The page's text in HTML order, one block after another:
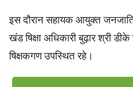
इस दौरान सहायक आयुक्त
खंड षिक्षा अधिकारी बुढ़ार श्री
षिक्षकगण उपस्थित रहे।